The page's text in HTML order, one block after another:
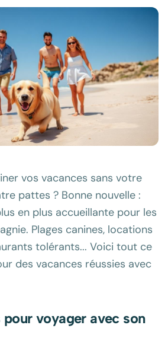
vos vacances sans votre
pattes ? Bonne nouvelle :
en plus accueillante pour les
Plages canines, locations
tolérants... Voici tout ce
des vacances réussies avec
voyager avec son